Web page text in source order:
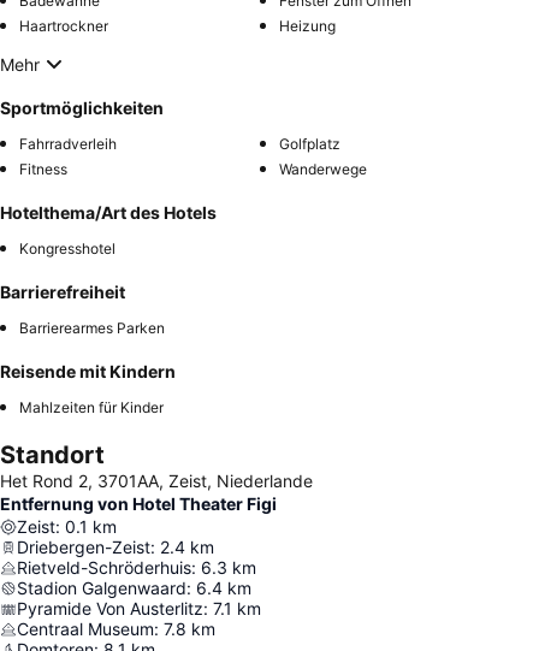
Haartrockner
Heizung
Mehr
Sportmöglichkeiten
Fahrradverleih
Golfplatz
Fitness
Wanderwege
Hotelthema/Art des Hotels
Kongresshotel
Barrierefreiheit
Barrierearmes Parken
Reisende mit Kindern
Mahlzeiten für Kinder
Standort
Het Rond 2, 3701AA, Zeist, Niederlande
Entfernung von Hotel Theater Figi
Zeist: 0.1 km
Driebergen-Zeist: 2.4 km
Rietveld-Schröderhuis: 6.3 km
Stadion Galgenwaard: 6.4 km
Pyramide Von Austerlitz: 7.1 km
Centraal Museum: 7.8 km